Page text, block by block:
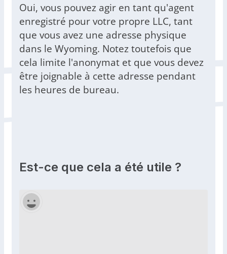
Oui, vous pouvez agir en tant qu'agent
enregistré pour votre propre LLC, tant
que vous avez une adresse physique
dans le Wyoming. Notez toutefois que
cela limite l'anonymat et que vous devez
être joignable à cette adresse pendant
les heures de bureau.
Est-ce que cela a été utile ?